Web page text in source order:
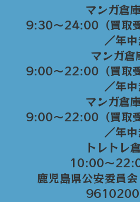
マンガ倉
9:30～24:00（買取
／年
マンガ倉
9:00～22:00（買取
／年
マンガ倉
9:00〜22:00（買取
／年
トレトレ
10:00〜
鹿児島県公安委員